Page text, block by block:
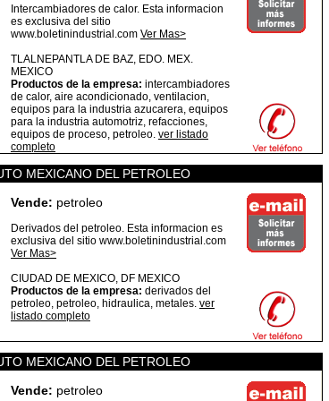
Intercambiadores de calor. Esta informacion
es exclusiva del sitio
www.boletinindustrial.com Ver Mas>
TLALNEPANTLA DE BAZ, EDO. MEX.
MEXICO
Productos de la empresa: intercambiadores
de calor, aire acondicionado, ventilacion,
equipos para la industria azucarera, equipos
para la industria automotriz, refacciones,
equipos de proceso, petroleo. ver listado
completo
MEXICANO DEL PETROLEO
Vende: petroleo
Derivados del petroleo. Esta informacion es
exclusiva del sitio www.boletinindustrial.com
Ver Mas>
CIUDAD DE MEXICO, DF MEXICO
Productos de la empresa: derivados del
petroleo, petroleo, hidraulica, metales. ver
listado completo
MEXICANO DEL PETROLEO
Vende: petroleo